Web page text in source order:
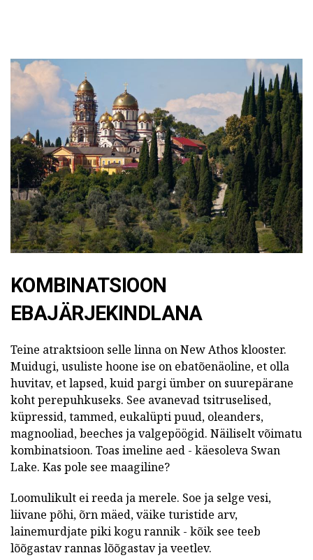
KOMBINATSIOON
EBAJÄRJEKINDLANA
Teine atraktsioon selle linna on New Athos klooster.
Muidugi, usuliste hoone ise on ebatõenäoline, et olla
huvitav, et lapsed, kuid pargi ümber on suurepärane
koht perepuhkuseks. See avanevad tsitruselised,
küpressid, tammed, eukalüpti puud, oleanders,
magnooliad, beeches ja valgepöögid. Näiliselt võimatu
kombinatsioon. Toas imeline aed - käesoleva Swan
Lake. Kas pole see maagiline?
Loomulikult ei reeda ja merele. Soe ja selge vesi,
liivane põhi, õrn mäed, väike turistide arv,
lainemurdjate piki kogu rannik - kõik see teeb
lõõgastav rannas lõõgastav ja veetlev.